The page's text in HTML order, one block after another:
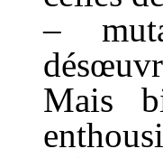
–
Mais